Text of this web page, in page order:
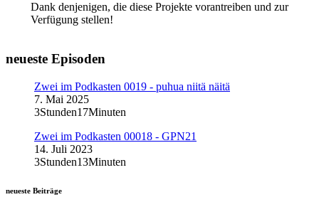
Dank denjenigen, die diese Projekte vorantreiben und zur
Verfügung stellen!
neueste Episoden
Zwei im Podkasten 0019 - puhua niitä näitä
7. Mai 2025
3Stunden17Minuten
Zwei im Podkasten 00018 - GPN21
14. Juli 2023
3Stunden13Minuten
neueste Beiträge